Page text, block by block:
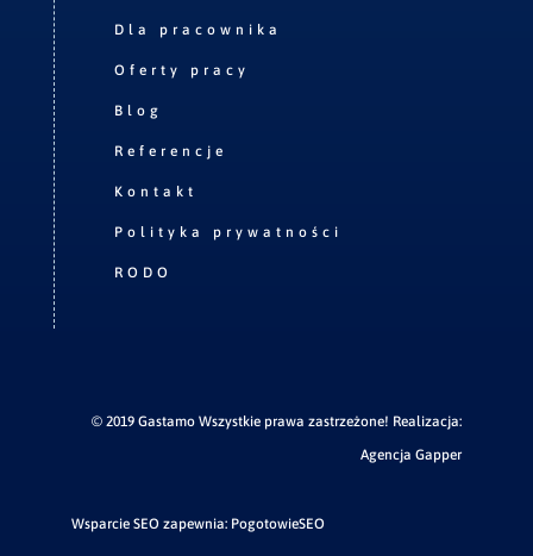
Dla pracownika
Oferty pracy
Blog
Referencje
Kontakt
Polityka prywatności
RODO
© 2019 Gastamo Wszystkie prawa zastrzeżone! Realizacja:
Agencja Gapper
Wsparcie SEO zapewnia: PogotowieSEO